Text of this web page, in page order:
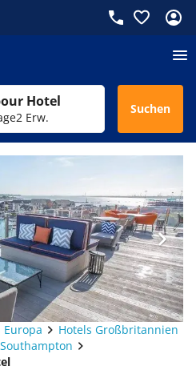
Hotel
2 Erw.
Suchen
Europa
Hotels Großbritannien